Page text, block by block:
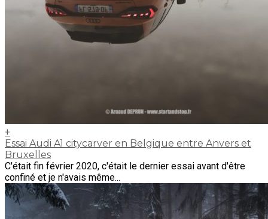
+
Essai Audi A1 citycarver en Belgique entre Anvers et
Bruxelles
C'était fin février 2020, c'était le dernier essai avant d'être
confiné et je n'avais même...